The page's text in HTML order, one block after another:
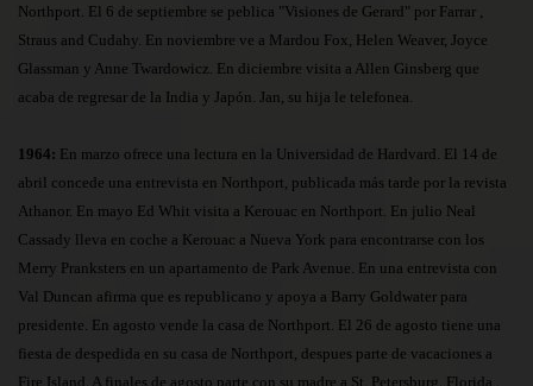
Northport. El 6 de septiembre se peblica "Visiones de Gerard" por Farrar ,
Straus and Cudahy. En noviembre ve a Mardou Fox, Helen Weaver, Joyce
Glassman y Anne Twardowicz. En diciembre visita a Allen Ginsberg que
acaba de regresar de la India y Japón. Jan, su hija le telefonea.
1964: En marzo ofrece una lectura en la Universidad de Hardvard. El 14 de
abril concede una entrevista en Northport, publicada más tarde por la revista
Athanor. En mayo Ed Whit visita a Kerouac en Northport. En julio Neal
Cassady lleva en coche a Kerouac a Nueva York para encontrarse con los
Merry Pranksters en un apartamento de Park Avenue. En una entrevista con
Val Duncan afirma que es republicano y apoya a Barry Goldwater para
presidente. En agosto vende la casa de Northport. El 26 de agosto tiene una
fiesta de despedida en su casa de Northport, despues parte de vacaciones a
Fire Island. A finales de agosto parte con su madre a St. Petersburg, Florida .